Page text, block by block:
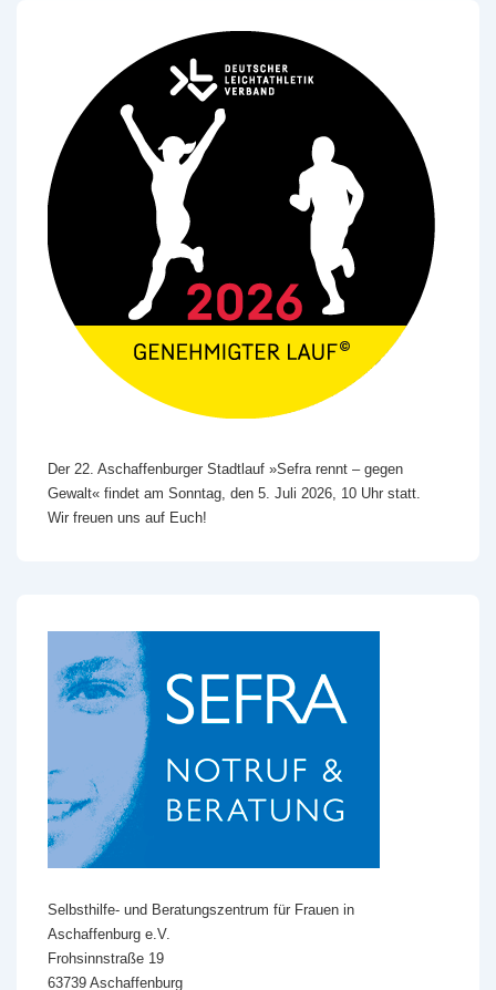
Der 22. Aschaffenburger Stadtlauf »Sefra rennt – gegen
Gewalt« findet am Sonntag, den 5. Juli 2026, 10 Uhr statt.
Wir freuen uns auf Euch!
Selbsthilfe- und Beratungszentrum für Frauen in
Aschaffenburg e.V.
Frohsinnstraße 19
63739 Aschaffenburg